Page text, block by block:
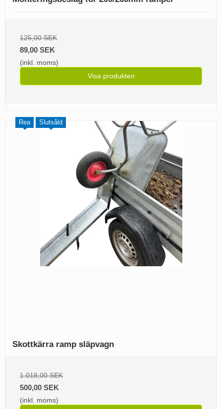
125,00 SEK
89,00 SEK
(inkl. moms)
Visa produkten
Rea Slutsåld
Skottkärra ramp släpvagn
1.018,00 SEK
500,00 SEK
(inkl. moms)